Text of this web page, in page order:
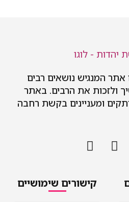
המנגיש נושאים רבים
ולזכות את הרבים. באתר
ומעניינים בקשת רחבה
קישורים שימושיים